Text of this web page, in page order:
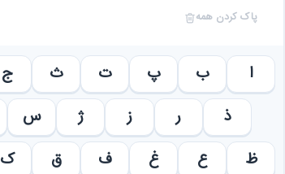
پاک کردن همه
ا ب پ ت ث ج
ذ
ر ز ژ س
ظ
ع غ ف ق ک